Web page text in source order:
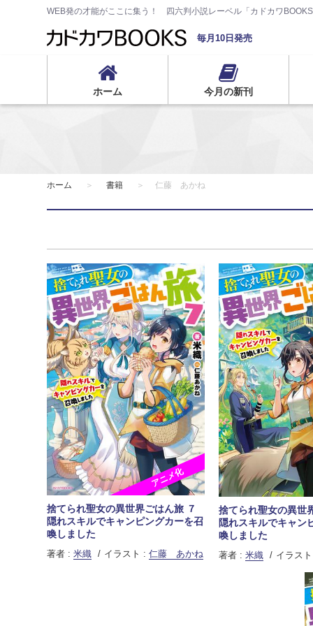
WEB発の才能がここに集う！ 四六判小説レーベル「カドカワ
毎月10日発売
ホーム 今月の新刊
ホーム 書籍 仁藤 あかね
アニメ化
捨てられ聖女の異世界ごはん旅 ７
隠れスキルでキャンピングカーを召
喚しました
著者 : 米織 イラスト : 仁藤 あかね
捨てられ聖女の異世
隠れスキルでキャン
喚しました
著者 : 米織 イラス